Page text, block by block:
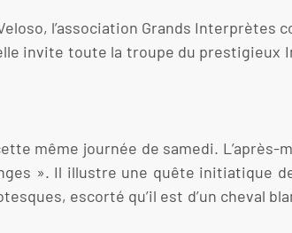
l’association Grands Interprètes
invite toute la troupe du prestigieux
même journée de samedi. L’après-
». Il illustre une quête initiatique
escorté qu’il est d’un cheval